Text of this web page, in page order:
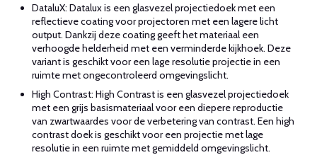
DataluX: Datalux is een glasvezel projectiedoek met een
reflectieve coating voor projectoren met een lagere licht
output. Dankzij deze coating geeft het materiaal een
verhoogde helderheid met een verminderde kijkhoek. Deze
variant is geschikt voor een lage resolutie projectie in een
ruimte met ongecontroleerd omgevingslicht.
High Contrast: High Contrast is een glasvezel projectiedoek
met een grijs basismateriaal voor een diepere reproductie
van zwartwaardes voor de verbetering van contrast. Een high
contrast doek is geschikt voor een projectie met lage
resolutie in een ruimte met gemiddeld omgevingslicht.